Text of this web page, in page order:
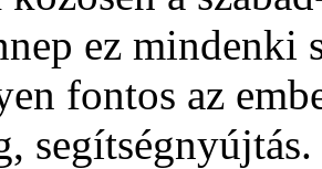
ez mindenki
fontos az
segítségnyújtás.